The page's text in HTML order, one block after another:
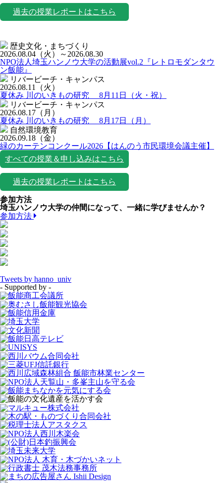
過去の授業レポートはこちら
歴史文化・まちづくり
2026.08.04 （火）
～2026.08.30
NPO法人埼玉ハンノウ大学の活動展vol.2『レトロモダンタウ
ン飯能』
リバービーチ・キャンパス
2026.08.11
（火）
夏休み 川のいきもの研究 8月11日（火・祝）
リバービーチ・キャンパス
2026.08.17 （月）
夏休み 川のいきもの研究 8月17日（月）
自然環境教育
2026.09.18 （金）
緑のカーテンコンクール2026【はんのう市民環境会議主催】
すべての授業＆申し込みはこちら
過去の授業レポートはこちら
参加方法
埼玉ハンノウ大学の仲間になって、一緒に学びませんか？
参加方法
Tweets by hanno_univ
- Supported by -